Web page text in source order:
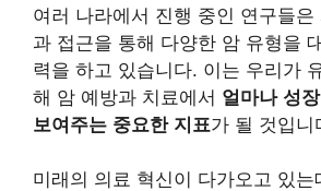
여러 나라에서 진행 중인 연구들은
과 접근을 통해 다양한 암 유형을
력을 하고 있습니다. 이는 우리가
해 암 예방과 치료에서 얼마나 성
보여주는 중요한 지표가 될 것입니
미래의 의료 혁신이 다가오고 있는